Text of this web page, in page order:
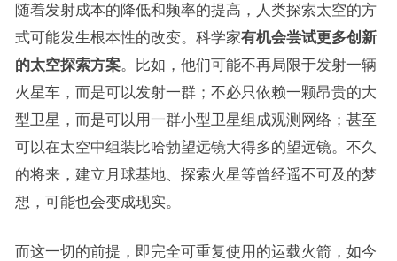
随着发射成本的降低和频率的提高，人类探索太空的方
式可能发生根本性的改变。科学家有机会尝试更多创新
的太空探索方案。比如，他们可能不再局限于发射一辆
火星车，而是可以发射一群；不必只依赖一颗昂贵的大
型卫星，而是可以用一群小型卫星组成观测网络；甚至
可以在太空中组装比哈勃望远镜大得多的望远镜。不久
的将来，建立月球基地、探索火星等曾经遥不可及的梦
想，可能也会变成现实。
而这一切的前提，即完全可重复使用的运载火箭，如今